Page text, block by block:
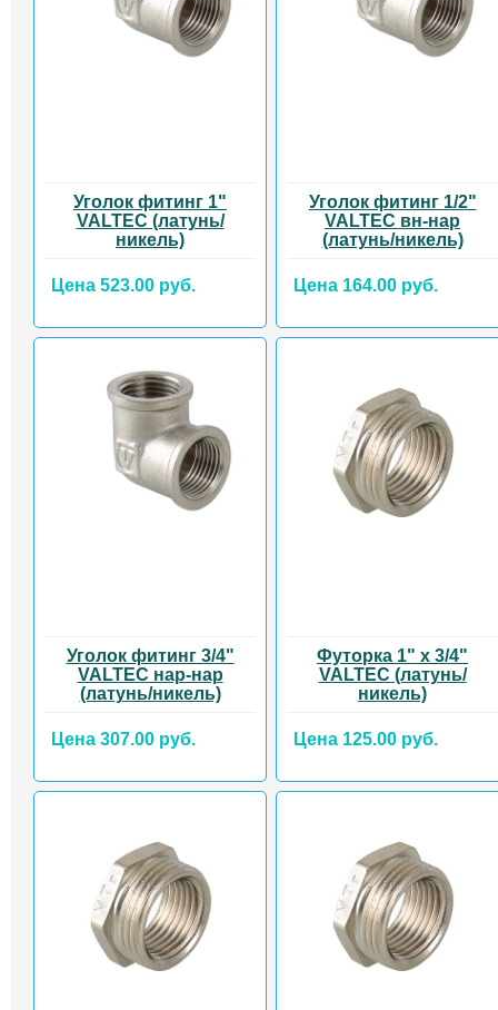
Уголок фитинг 1"
VALTEC (латунь/
никель)
Цена 523.00 руб.
Уголок фитинг 1/2"
VALTEC вн-нар
(латунь/никель)
Цена 164.00 руб.
Уголок фитинг 3/4"
VALTEC нар-нар
(латунь/никель)
Цена 307.00 руб.
Футорка 1" x 3/4"
VALTEC (латунь/
никель)
Цена 125.00 руб.